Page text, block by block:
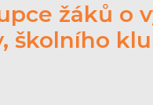
žáků o
školního